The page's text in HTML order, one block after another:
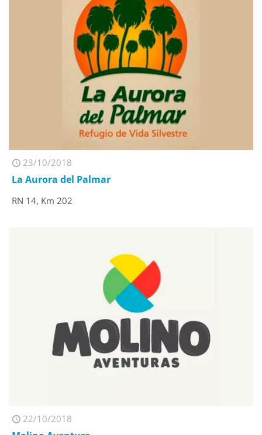
23/10/2018
La Aurora del Palmar
RN 14, Km 202
22/10/2018